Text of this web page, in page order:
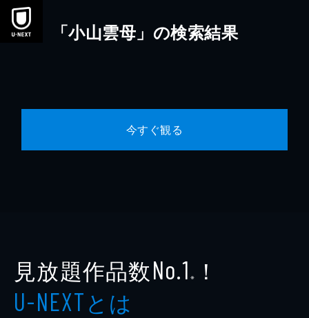
本文へスキップ
「小山雲母」の検索結果
今すぐ観る
見放題作品数No.1 ※ ！
U-NEXTとは